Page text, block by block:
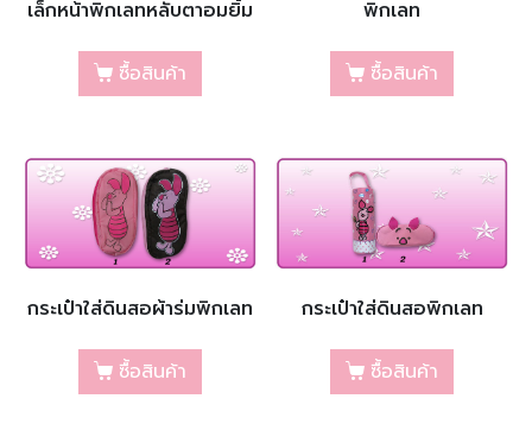
เล็กหน้าพิกเลทหลับตาอมยิ้ม
ซื้อสินค้า
พิกเลท
ซื้อสินค้า
กระเป๋าใส่ดินสอผ้าร่มพิกเลท
ซื้อสินค้า
กระเป๋าใส่ดินสอพิกเลท
ซื้อสินค้า